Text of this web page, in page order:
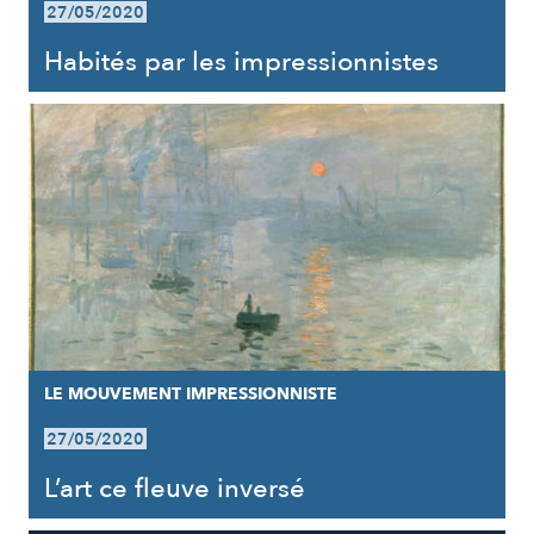
27/05/2020
Habités par les impressionnistes
LE MOUVEMENT IMPRESSIONNISTE
27/05/2020
L’art ce fleuve inversé